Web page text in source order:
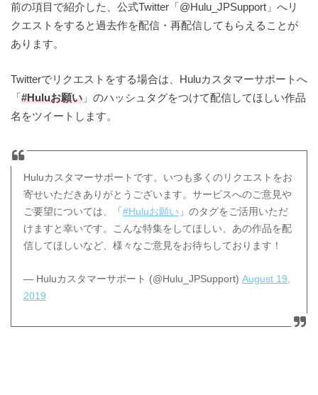
前の項目で紹介した、公式Twitter「@Hulu_JPSupport」へリ
クエストをすると過去作を配信・再配信してもらえることが
あります。
Twitterでリクエストをする場合は、Huluカスタマーサポートへ
「#Huluお願い 」のハッシュタグをつけて配信してほしい作品
名をツイートします。
Huluカスタマーサポートです。いつも多くのリクエストをお
寄せいただきありがとうございます。サービスへのご意見や
ご要望については、「 #Huluお願い 」のタグをご活用いただ
けますと幸いです。こんな特集をしてほしい、あの作品を配
信してほしいなど、様々なご意見をお待ちしております！
— Huluカスタマーサポート (@Hulu_JPSupport) August 19,
2019